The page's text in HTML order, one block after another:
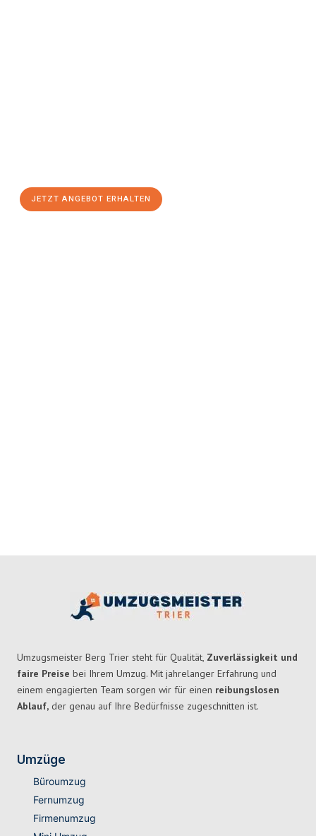
JETZT ANGEBOT ERHALTEN
Umzugsmeister Berg Trier steht für Qualität, Zuverlässigkeit und
faire Preise bei Ihrem Umzug. Mit jahrelanger Erfahrung und
einem engagierten Team sorgen wir für einen reibungslosen
Ablauf, der genau auf Ihre Bedürfnisse zugeschnitten ist.
Umzüge
Büroumzug
Fernumzug
Firmenumzug